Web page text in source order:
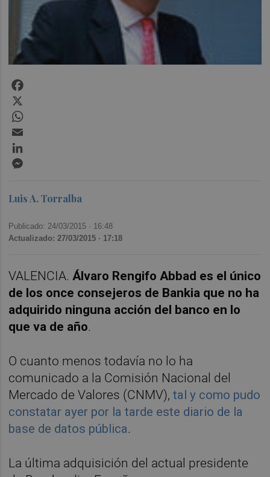
Luis A. Torralba
Publicado: 24/03/2015 · 16:48
Actualizado: 27/03/2015 · 17:18
VALENCIA. Álvaro Rengifo Abbad es el único
de los once consejeros de Bankia que no ha
adquirido ninguna acción del banco en lo
que va de año.
O cuanto menos todavía no lo ha
comunicado a la Comisión Nacional del
Mercado de Valores (CNMV),tal y como pudo
constatar ayer por la tarde este diario de la
base de datos pública.
La última adquisición del actual presidente